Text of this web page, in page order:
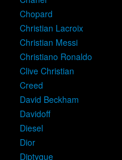
Chopard
Christian Lacroix
Christian Messi
Christiano Ronaldo
Clive Christian
Creed
David Beckham
Davidoff
Diesel
Dior
Diptyque